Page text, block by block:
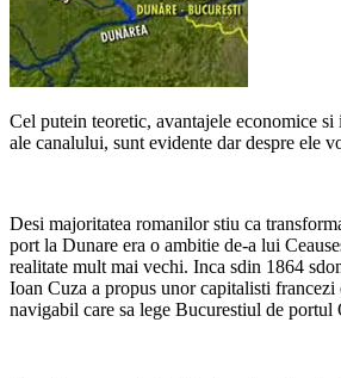
Cel putein teoretic, avantajele economice si
ale canalului, sunt evidente dar despre ele
Desi majoritatea romanilor stiu ca
port la Dunare era o ambitie de-a lui
realitate mult mai vechi. Inca sdin 1864
Ioan Cuza a propus unor capitalisti francezi
navigabil care sa lege Bucurestiul de portul